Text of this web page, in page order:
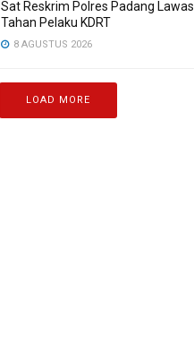
Sat Reskrim Polres Padang Lawas
Tahan Pelaku KDRT
8 AGUSTUS 2026
LOAD MORE